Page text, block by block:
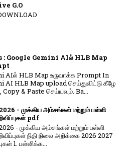
G.O
: Google Gemini AIல் HLB Map
AIல் HLB Map உருவாக்க Prompt In
AI HLB Map upload செய்துவிட்டு கீழே
& Paste செய்யவும். Ba...
- முக்கிய அம்சங்கள் மற்றும் பள்ளி
pdf
- முக்கிய அம்சங்கள் மற்றும் பள்ளி
நிதி நிலை அறிக்கை 2026 2027
1. பள்ளிக்க...